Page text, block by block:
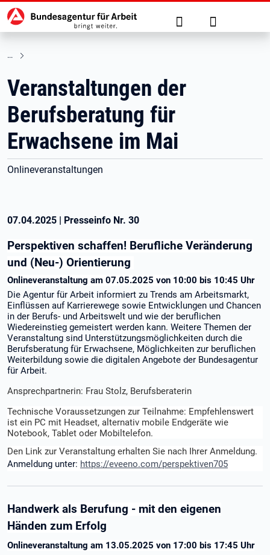
zu den Hauptinhalten springen
Hauptnavigation Suche Anmelden
Veranstaltungen der
Berufsberatung für
Erwachsene im Mai
Onlineveranstaltungen
07.04.2025 | Presseinfo Nr. 30
Perspektiven schaffen! Berufliche Veränderung
und (Neu-) Orientierung
Onlineveranstaltung am 07.05.2025 von 10:00 bis 10:45 Uhr
Die Agentur für Arbeit informiert zu Trends am Arbeitsmarkt,
Einflüssen auf Karrierewege sowie Entwicklungen und Chancen
in der Berufs- und Arbeitswelt und wie der beruflichen
Wiedereinstieg gemeistert werden kann. Weitere Themen der
Veranstaltung sind Unterstützungsmöglichkeiten durch die
Berufsberatung für Erwachsene, Möglichkeiten zur beruflichen
Weiterbildung sowie die digitalen Angebote der Bundesagentur
für Arbeit.
Ansprechpartnerin: Frau Stolz, Berufsberaterin
Technische Voraussetzungen zur Teilnahme: Empfehlenswert
ist ein PC mit Headset, alternativ mobile Endgeräte wie
Notebook, Tablet oder Mobiltelefon.
Den Link zur Veranstaltung erhalten Sie nach Ihrer Anmeldung.
Anmeldung unter: https://eveeno.com/perspektiven705
Handwerk als Berufung - mit den eigenen
Händen zum Erfolg
Onlineveranstaltung am 13.05.2025 von 17:00 bis 17:45 Uhr